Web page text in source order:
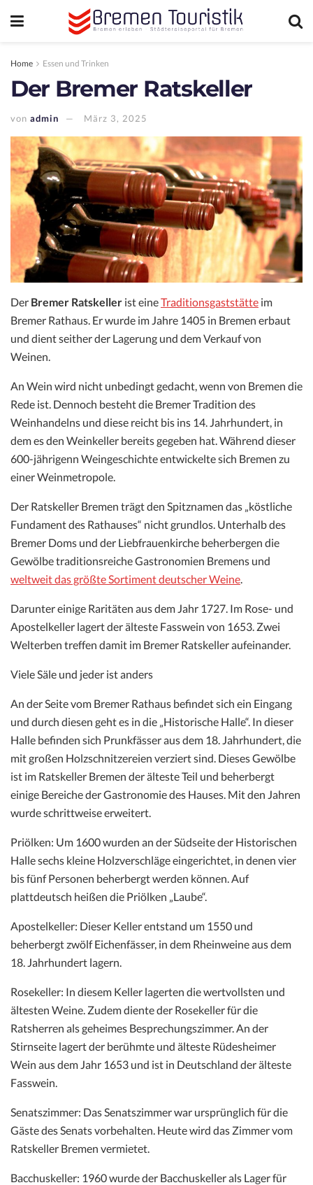
Home Essen und Trinken
Der Bremer Ratskeller
von admin März 3, 2025
Der Bremer Ratskeller ist eineTraditionsgaststätte im
Bremer Rathaus. Er wurde im Jahre 1405 in Bremen erbaut
und dient seither der Lagerung und dem Verkauf von
Weinen.
An Wein wird nicht unbedingt gedacht, wenn von Bremen die
Rede ist. Dennoch besteht die Bremer Tradition des
Weinhandelns und diese reicht bis ins 14. Jahrhundert, in
dem es den Weinkeller bereits gegeben hat. Während dieser
600-jährigenn Weingeschichte entwickelte sich Bremen zu
einer Weinmetropole.
Der Ratskeller Bremen trägt den Spitznamen das „köstliche
Fundament des Rathauses“ nicht grundlos. Unterhalb des
Bremer Doms und der Liebfrauenkirche beherbergen die
Gewölbe traditionsreiche Gastronomien Bremens und
weltweit das größte Sortiment deutscher Weine
Darunter einige Raritäten aus dem Jahr 1727. Im Rose- und
Apostelkeller lagert der älteste Fasswein von 1653. Zwei
Welterben treffen damit im Bremer Ratskeller aufeinander.
Viele Säle und jeder ist anders
An der Seite vom Bremer Rathaus befindet sich ein Eingang
und durch diesen geht es in die „Historische Halle“. In dieser
Halle befinden sich Prunkfässer aus dem 18. Jahrhundert, die
mit großen Holzschnitzereien verziert sind. Dieses Gewölbe
ist im Ratskeller Bremen der älteste Teil und beherbergt
einige Bereiche der Gastronomie des Hauses. Mit den Jahren
wurde schrittweise erweitert.
Priölken: Um 1600 wurden an der Südseite der Historischen
Halle sechs kleine Holzverschläge eingerichtet, in denen vier
bis fünf Personen beherbergt werden können. Auf
plattdeutsch heißen die Priölken „Laube“.
Apostelkeller: Dieser Keller entstand um 1550 und
beherbergt zwölf Eichenfässer, in dem Rheinweine aus dem
18. Jahrhundert lagern.
Rosekeller: In diesem Keller lagerten die wertvollsten und
ältesten Weine. Zudem diente der Rosekeller für die
Ratsherren als geheimes Besprechungszimmer. An der
Stirnseite lagert der berühmte und älteste Rüdesheimer
Wein aus dem Jahr 1653 und ist in Deutschland der älteste
Fasswein.
Senatszimmer: Das Senatszimmer war ursprünglich für die
Gäste des Senats vorbehalten. Heute wird das Zimmer vom
Ratskeller Bremen vermietet.
Bacchuskeller: 1960 wurde der Bacchuskeller als Lager für